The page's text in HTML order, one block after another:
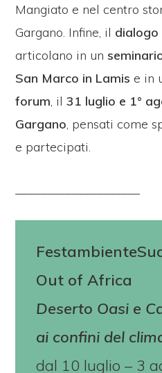
Mangiato e nel centro
Gargano. Infine, il dialogo
articolano in un
San Marco in Lamise in
forum, il31 luglio e 1°
Gargano, pensati come
e partecipati.
Out of Africa
Deserto Oasi e
ai confini del
dal 10 luglio – 3